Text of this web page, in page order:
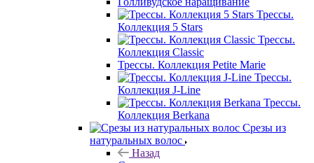
Трессы.
Коллекция 5 Stars
Трессы.
Коллекция Classic
Трессы. Коллекция Petite Marie
Трессы.
Коллекция J-Line
Трессы.
Коллекция Berkana
Срезы из
натуральных волос
Назад